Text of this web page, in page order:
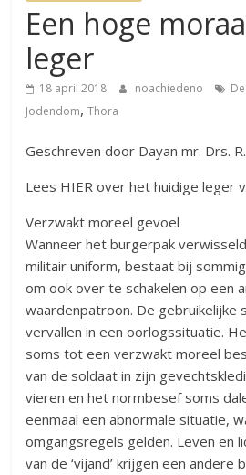
Een hoge
leger
18 april 2018 noachiedeno
Jodendom,Thora
Geschreven door Dayan mr. Drs.
Lees HIER over het huidige leger
Verzwakt moreel gevoel
Wanneer het burgerpak
militair uniform, bestaat bij
om ook over te schakelen op een
waardenpatroon. De gebruikelijke
vervallen in een oorlogssituatie.
soms tot een verzwakt moreel
van de soldaat in zijn
vieren en het normbesef soms
eenmaal een abnormale situatie,
omgangsregels gelden. Leven en
van de ‘vijand’ krijgen een andere